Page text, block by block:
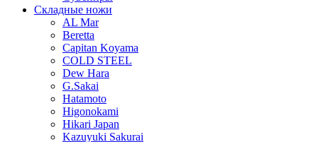
Складные ножи
AL Mar
Beretta
Capitan Koyama
COLD STEEL
Dew Hara
G.Sakai
Hatamoto
Higonokami
Hikari Japan
Kazuyuki Sakurai